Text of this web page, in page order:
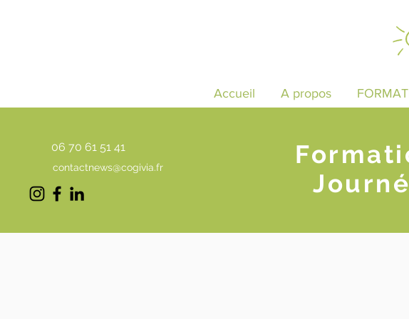
Accueil A propos
06 70 61 51 41
contactnews@cogivia.fr